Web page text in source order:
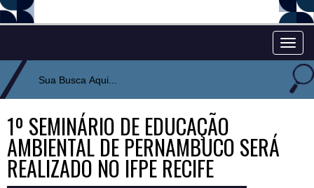
1º SEMINÁRIO DE EDUCAÇÃO
AMBIENTAL DE PERNAMBUCO SERÁ
REALIZADO NO IFPE RECIFE